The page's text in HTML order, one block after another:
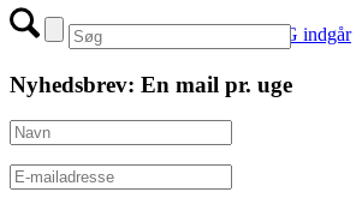
Artikler hvor TNG indgår
Nyhedsbrev: En mail pr. uge